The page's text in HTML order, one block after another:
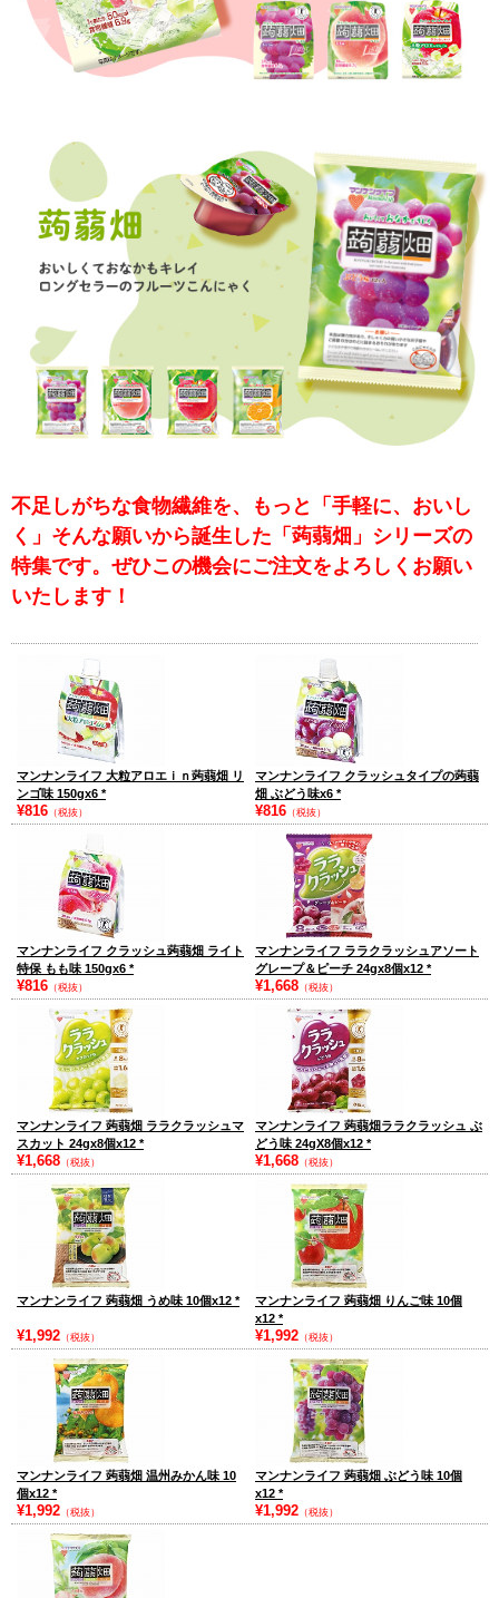
不足しがちな食物繊維を、もっと「手軽に、おいし
く」そんな願いから誕生した「蒟蒻畑」シリーズの
特集です。ぜひこの機会にご注文をよろしくお願い
いたします！
マンナンライフ 大粒アロエｉｎ蒟蒻畑 リ
ンゴ味 150gx6 *
¥816 （税抜）
マンナンライフ クラッシュタイプの蒟蒻
畑 ぶどう味x6 *
¥816 （税抜）
マンナンライフ クラッシュ蒟蒻畑 ライト
特保 もも味 150gx6 *
¥816 （税抜）
マンナンライフ ララクラッシュアソート
グレープ＆ピーチ 24gx8個x12 *
¥1,668 （税抜）
マンナンライフ 蒟蒻畑 ララクラッシュマ
スカット 24gx8個x12 *
¥1,668 （税抜）
マンナンライフ 蒟蒻畑ララクラッシュ ぶ
どう味 24gX8個x12 *
¥1,668 （税抜）
マンナンライフ 蒟蒻畑 うめ味 10個x12 *
¥1,992 （税抜）
マンナンライフ 蒟蒻畑 りんご味 10個
x12 *
¥1,992 （税抜）
マンナンライフ 蒟蒻畑 温州みかん味 10
個x12 *
¥1,992 （税抜）
マンナンライフ 蒟蒻畑 ぶどう味 10個
x12 *
¥1,992 （税抜）